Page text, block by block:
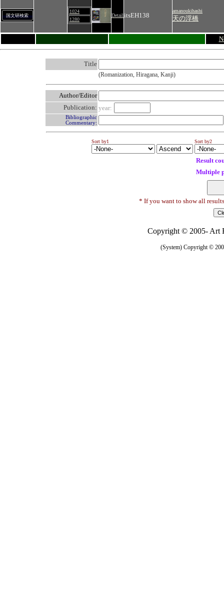
国文研検索
1024
1280
DetailitsEH138
amanoukihashi
天の浮橋
Title
(Romanization, Hiragana, Kanji)
Author/Editor
Publication: year:
Bibliographic
Commentary:
Sort by1 Sort by2
Result
Multiple
* If you want to show all
Copyright © 2005- Art
(System) Copyright ©